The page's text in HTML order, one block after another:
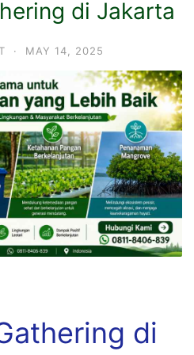
di Jakarta
· MAY 14, 2025
di